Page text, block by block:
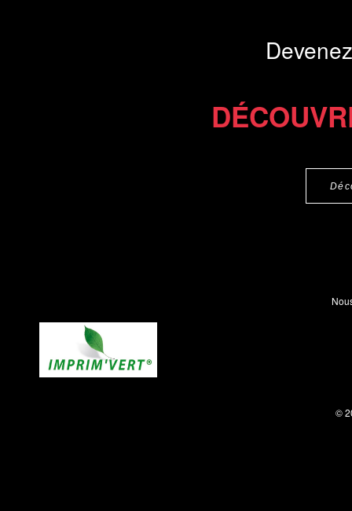
©